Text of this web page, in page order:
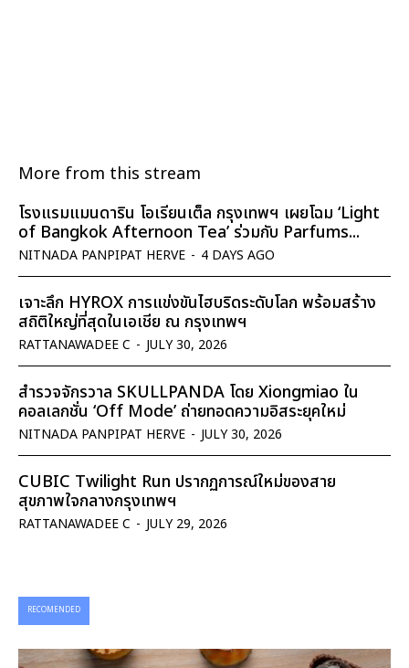
More from this stream
โรงแรมแมนดาริน โอเรียนเต็ล กรุงเทพฯ เผยโฉม ‘Light
of Bangkok Afternoon Tea’ ร่วมกับ Parfums...
NITNADA PANPIPAT HERVE - 4 DAYS AGO
เจาะลึก HYROX การแข่งขันไฮบริดระดับโลก พร้อมสร้าง
สถิติใหญ่ที่สุดในเอเชีย ณ กรุงเทพฯ
RATTANAWADEE C - JULY 30, 2026
สำรวจจักรวาล SKULLPANDA โดย Xiongmiao ใน
คอลเลกชั่น ‘Off Mode’ ถ่ายทอดความอิสระยุคใหม่
NITNADA PANPIPAT HERVE - JULY 30, 2026
CUBIC Twilight Run ปรากฏการณ์ใหม่ของสาย
สุขภาพใจกลางกรุงเทพฯ
RATTANAWADEE C - JULY 29, 2026
RECOMENDED